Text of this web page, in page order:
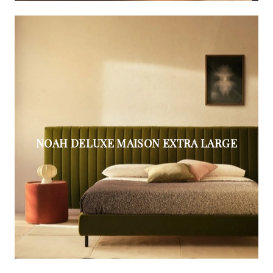
NOAH DELUXE MAISON EXTRA LARGE